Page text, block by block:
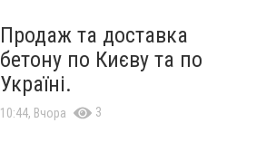
Продаж та доставка
бетону по Києву та по
Україні.
10:44, Вчора 3